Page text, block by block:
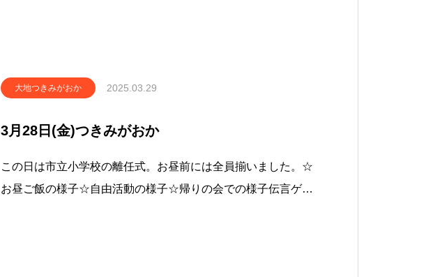
大地つきみがおか 2025.03.29
3月28日(金)つきみがおか
この日は市立小学校の離任式。お昼前には全員揃いました。☆
お昼ご飯の様子☆自由活動の様子☆帰りの会での様子伝言ゲー